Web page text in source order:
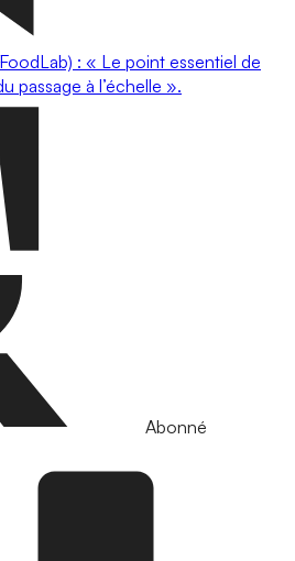
: « Le point essentiel de
passage à l’échelle ».
Abonné